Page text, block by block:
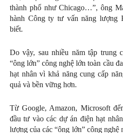
thành phố như Chicago…”, ông
hành Công ty tư vấn năng lượng
biết.
Do vậy, sau nhiều năm tập trung
“ông lớn” công nghệ lớn toàn cầu
hạt nhân vì khả năng cung cấp
quả và bền vững hơn.
Từ Google, Amazon, Microsoft
đầu tư vào các dự án điện hạt
lượng của các “ông lớn” công nghệ